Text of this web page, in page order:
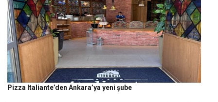
Pizza Italiante’den Ankara’ya yeni şube